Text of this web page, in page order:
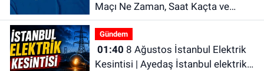
Maçı Ne Zaman, Saat Kaçta ve
Hangi Kanalda?
Gündem
01:40
Kesintisi | Ayedaş İstanbul elektrik